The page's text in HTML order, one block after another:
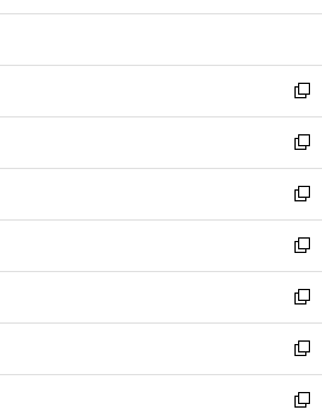
開
ウ
開
く
ン
ウ
で
開
く
ウ
ン
ド
ウ
で
開
く
新
し
い
ウ
ィ
ン
ド
ウ
で
開
く
新
し
い
ウ
ィ
ン
ド
ウ
で
開
く
新
し
い
ウ
ィ
ン
ド
ウ
で
新
し
い
ウ
ィ
ン
ド
新
し
い
ウ
ィ
新
し
い
新